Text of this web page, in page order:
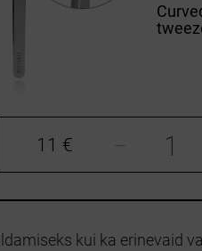
11 €
kui ka erinevaid